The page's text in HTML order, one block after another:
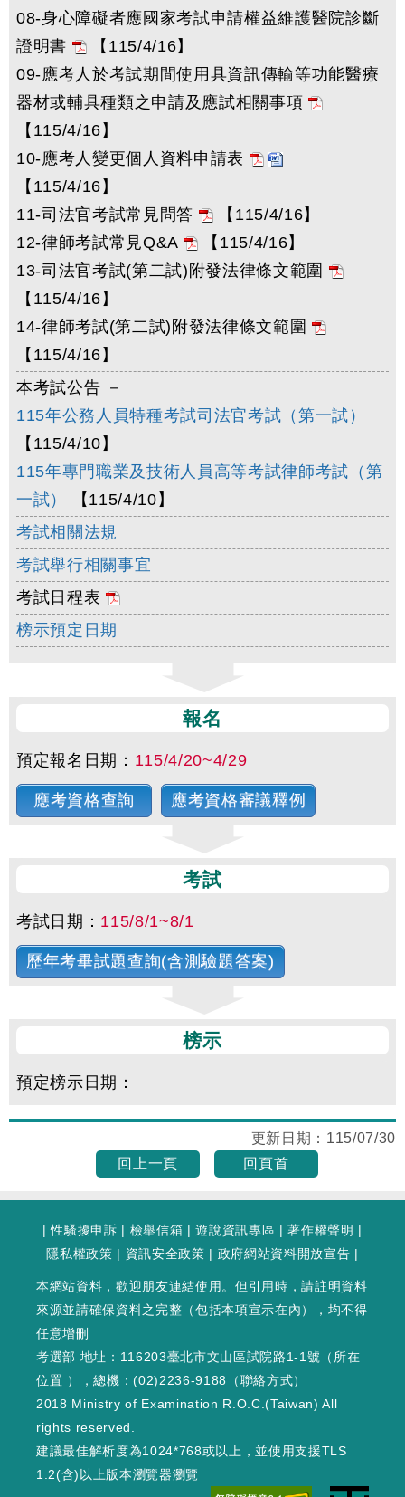
08-身心障礙者應國家考試申請權益維護醫院診斷
證明書
【115/4/16】
09-應考人於考試期間使用具資訊傳輸等功能醫療
器材或輔具種類之申請及應試相關事項
【115/4/16】
10-應考人變更個人資料申請表
【115/4/16】
11-司法官考試常見問答
【115/4/16】
12-律師考試常見Q&A
【115/4/16】
13-司法官考試(第二試)附發法律條文範圍
【115/4/16】
14-律師考試(第二試)附發法律條文範圍
【115/4/16】
本考試公告 －
115年公務人員特種考試司法官考試（第一試）
【115/4/10】
115年專門職業及技術人員高等考試律師考試（第
一試）
【115/4/10】
考試相關法規
考試舉行相關事宜
考試日程表
榜示預定日期
報名
預定報名日期： 115/4/20~4/29
應考資格查詢 應考資格審議釋例
考試
考試日期： 115/8/1~8/1
歷年考畢試題查詢(含測驗題答案)
榜示
預定榜示日期：
更新日期： 115/07/30
回上一頁
回頁首
|性騷擾申訴 | 檢舉信箱 |遊說資訊專區 |著作權聲明 |
隱私權政策 | 資訊安全政策 | 政府網站資料開放宣告 |
本網站資料，歡迎朋友連結使用。但引用時，請註明資料
來源並請確保資料之完整（包括本項宣示在內），均不得
任意增刪
考選部 地址：116203臺北市文山區試院路1-1號（ 所在
位置 ），總機：(02)2236-9188（聯絡方式）
2018 Ministry of Examination R.O.C.(Taiwan) All
rights reserved.
建議最佳解析度為1024*768或以上，並使用支援TLS
1.2(含)以上版本瀏覽器瀏覽